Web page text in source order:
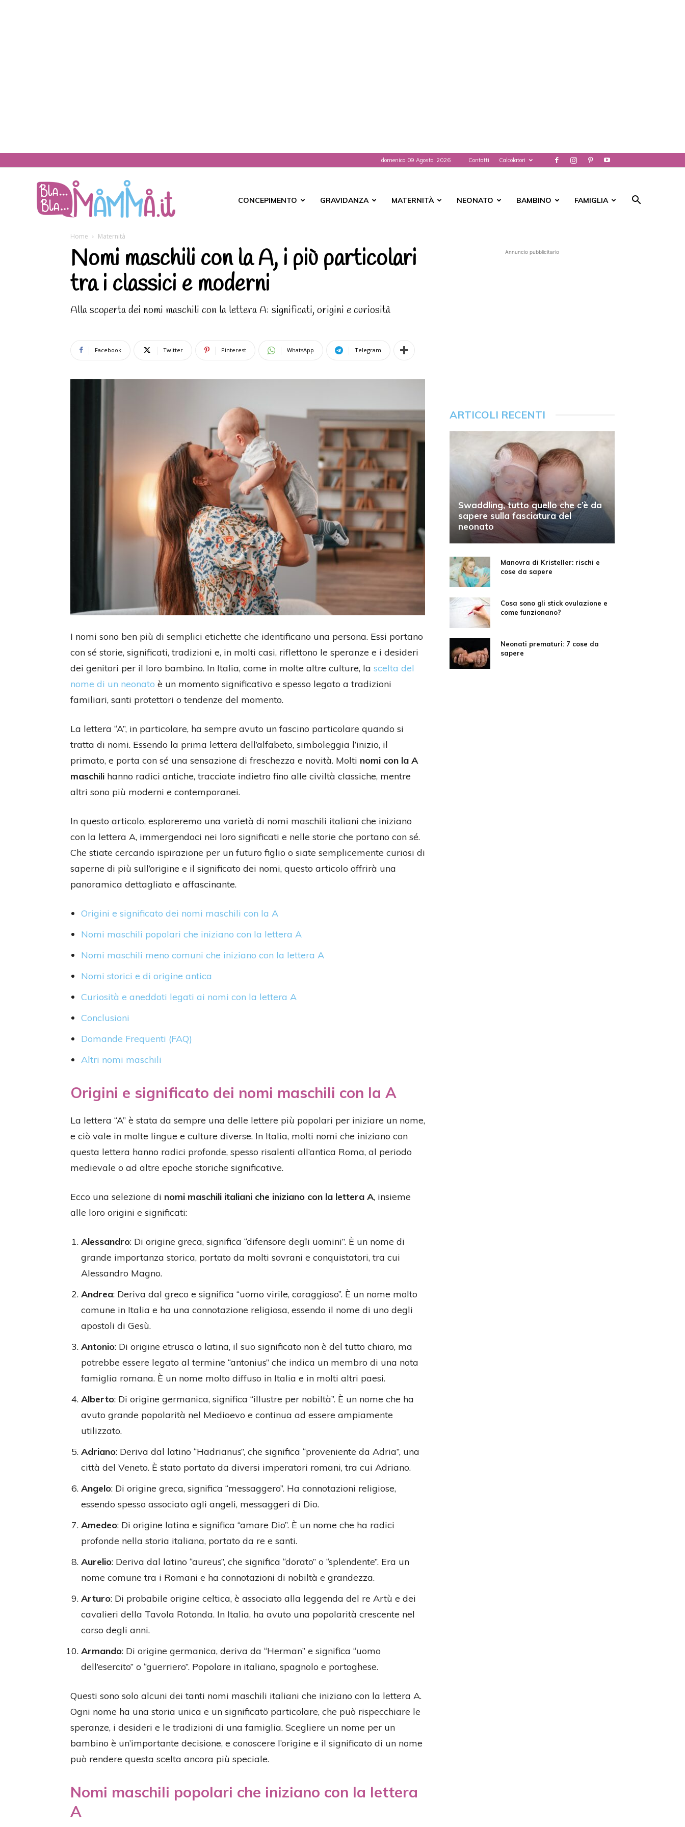
domenica 09 Agosto, 2026 Contatti Calcolatori
CONCEPIMENTO GRAVIDANZA MATERNITÀ NEONATO BAMBINO FAMIGLIA
Home Maternità
Nomi maschili con la A, i più particolari
tra i classici e moderni
Alla scoperta dei nomi maschili con la lettera A: significati, origini e curiosità
Facebook Twitter Pinterest WhatsApp Telegram
I nomi sono ben più di semplici etichette che identificano una persona. Essi portano
con sé storie, significati, tradizioni e, in molti casi, riflettono le speranze e i desideri
dei genitori per il loro bambino. In Italia, come in molte altre culture, la scelta del
nome di un neonato è un momento significativo e spesso legato a tradizioni
familiari, santi protettori o tendenze del momento.
La lettera “A”, in particolare, ha sempre avuto un fascino particolare quando si
tratta di nomi. Essendo la prima lettera dell’alfabeto, simboleggia l’inizio, il
primato, e porta con sé una sensazione di freschezza e novità. Molti nomi con la A
maschili hanno radici antiche, tracciate indietro fino alle civiltà classiche, mentre
altri sono più moderni e contemporanei.
In questo articolo, esploreremo una varietà di nomi maschili italiani che iniziano
con la lettera A, immergendoci nei loro significati e nelle storie che portano con sé.
Che stiate cercando ispirazione per un futuro figlio o siate semplicemente curiosi di
saperne di più sull’origine e il significato dei nomi, questo articolo offrirà una
panoramica dettagliata e affascinante.
Origini e significato dei nomi maschili con la A
Nomi maschili popolari che iniziano con la lettera A
Nomi maschili meno comuni che iniziano con la lettera A
Nomi storici e di origine antica
Curiosità e aneddoti legati ai nomi con la lettera A
Conclusioni
Domande Frequenti (FAQ)
Altri nomi maschili
Origini e significato dei nomi maschili con la A
La lettera “A” è stata da sempre una delle lettere più popolari per iniziare un nome,
e ciò vale in molte lingue e culture diverse. In Italia, molti nomi che iniziano con
questa lettera hanno radici profonde, spesso risalenti all’antica Roma, al periodo
medievale o ad altre epoche storiche significative.
Ecco una selezione di nomi maschili italiani che iniziano con la lettera A, insieme
alle loro origini e significati:
Alessandro: Di origine greca, significa “difensore degli uomini”. È un nome di
grande importanza storica, portato da molti sovrani e conquistatori, tra cui
Alessandro Magno.
Andrea: Deriva dal greco e significa “uomo virile, coraggioso”. È un nome molto
comune in Italia e ha una connotazione religiosa, essendo il nome di uno degli
apostoli di Gesù.
Antonio: Di origine etrusca o latina, il suo significato non è del tutto chiaro, ma
potrebbe essere legato al termine “antonius” che indica un membro di una nota
famiglia romana. È un nome molto diffuso in Italia e in molti altri paesi.
Alberto: Di origine germanica, significa “illustre per nobiltà”. È un nome che ha
avuto grande popolarità nel Medioevo e continua ad essere ampiamente
utilizzato.
Adriano: Deriva dal latino “Hadrianus”, che significa “proveniente da Adria”, una
città del Veneto. È stato portato da diversi imperatori romani, tra cui Adriano.
Angelo: Di origine greca, significa “messaggero”. Ha connotazioni religiose,
essendo spesso associato agli angeli, messaggeri di Dio.
Amedeo: Di origine latina e significa “amare Dio”. È un nome che ha radici
profonde nella storia italiana, portato da re e santi.
Aurelio: Deriva dal latino “aureus”, che significa “dorato” o “splendente”. Era un
nome comune tra i Romani e ha connotazioni di nobiltà e grandezza.
Arturo: Di probabile origine celtica, è associato alla leggenda del re Artù e dei
cavalieri della Tavola Rotonda. In Italia, ha avuto una popolarità crescente nel
corso degli anni.
Armando: Di origine germanica, deriva da “Herman” e significa “uomo
dell’esercito” o “guerriero”. Popolare in italiano, spagnolo e portoghese.
Questi sono solo alcuni dei tanti nomi maschili italiani che iniziano con la lettera A.
Ogni nome ha una storia unica e un significato particolare, che può rispecchiare le
speranze, i desideri e le tradizioni di una famiglia. Scegliere un nome per un
bambino è un’importante decisione, e conoscere l’origine e il significato di un nome
può rendere questa scelta ancora più speciale.
Nomi maschili popolari che iniziano con la lettera
A
Annuncio pubblicitario
ARTICOLI RECENTI
Swaddling, tutto quello che c’è da
sapere sulla fasciatura del
neonato
Manovra di Kristeller: rischi e
cose da sapere
Cosa sono gli stick ovulazione e
come funzionano?
Neonati prematuri: 7 cose da
sapere